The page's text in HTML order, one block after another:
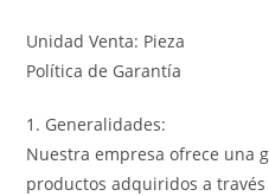
Unidad Venta: Pieza
Política de Garantía
1. Generalidades:
Nuestra empresa ofrece una
productos adquiridos a